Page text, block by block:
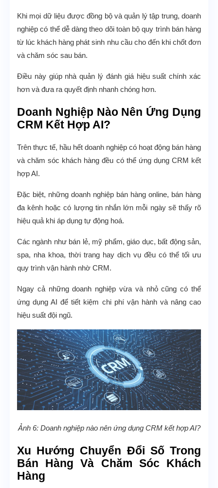
Khi mọi dữ liệu được đồng bộ và quản lý tập trung, doanh
nghiệp có thể dễ dàng theo dõi toàn bộ quy trình bán hàng
từ lúc khách hàng phát sinh nhu cầu cho đến khi chốt đơn
và chăm sóc sau bán.
Điều này giúp nhà quản lý đánh giá hiệu suất chính xác
hơn và đưa ra quyết định nhanh chóng hơn.
Doanh Nghiệp Nào Nên Ứng Dụng
CRM Kết Hợp AI?
Trên thực tế, hầu hết doanh nghiệp có hoạt động bán hàng
và chăm sóc khách hàng đều có thể ứng dụng CRM kết
hợp AI.
Đặc biệt, những doanh nghiệp bán hàng online, bán hàng
đa kênh hoặc có lượng tin nhắn lớn mỗi ngày sẽ thấy rõ
hiệu quả khi áp dụng tự động hoá.
Các ngành như bán lẻ, mỹ phẩm, giáo dục, bất động sản,
spa, nha khoa, thời trang hay dịch vụ đều có thể tối ưu
quy trình vận hành nhờ CRM.
Ngay cả những doanh nghiệp vừa và nhỏ cũng có thể
ứng dụng AI để tiết kiệm chi phí vận hành và nâng cao
hiệu suất đội ngũ.
Ảnh 6: Doanh nghiệp nào nên ứng dụng CRM kết hợp AI?
Xu Hướng Chuyển Đổi Số Trong
Bán Hàng Và Chăm Sóc Khách
Hàng